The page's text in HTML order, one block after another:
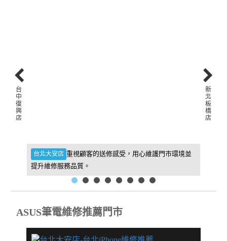
台北大安店 重視顧客的送修感受，用心維護門市環境並
提升維修服務品質。
新
北
板
橋
店
台
中
復
興
店
ASUS筆電維修推薦門市